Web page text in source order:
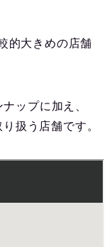
的大きめの店舗
ップに加え、
扱う店舗です。